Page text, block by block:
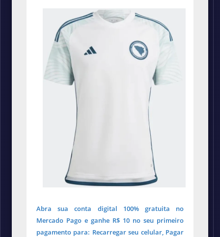
Abra sua conta digital 100% gratuita no
Mercado Pago e ganhe R$ 10 no seu primeiro
pagamento para: Recarregar seu celular, Pagar